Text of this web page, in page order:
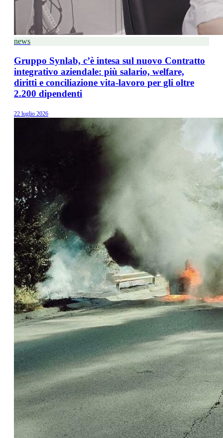
news
Gruppo Synlab, c’è intesa sul nuovo Contratto
integrativo aziendale: più salario, welfare,
diritti e conciliazione vita-lavoro per gli oltre
2.200 dipendenti
22 luglio 2026